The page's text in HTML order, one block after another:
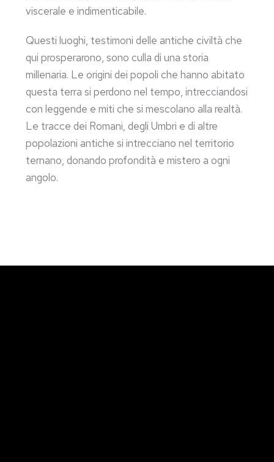
viscerale e indimenticabile.
Questi luoghi, testimoni delle antiche civiltà che
qui prosperarono, sono culla di una storia
millenaria. Le origini dei popoli che hanno abitato
questa terra si perdono nel tempo, intrecciandosi
con leggende e miti che si mescolano alla realtà.
Le tracce dei Romani, degli Umbri e di altre
popolazioni antiche si intrecciano nel territorio
ternano, donando profondità e mistero a ogni
angolo.